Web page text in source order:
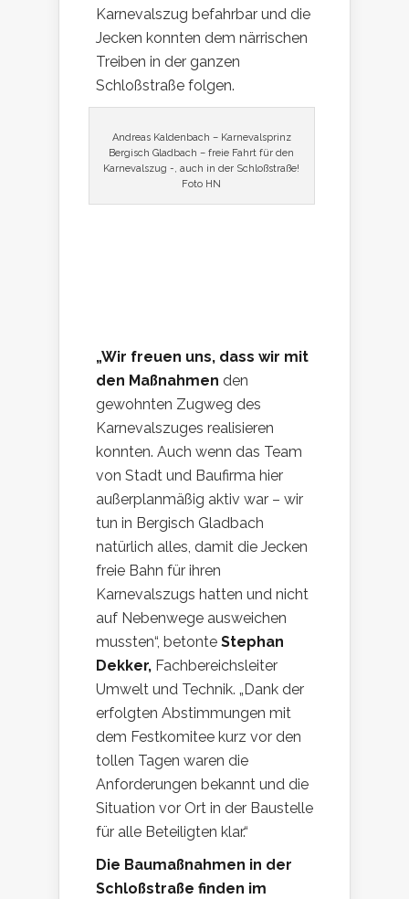
Karnevalszug befahrbar und die
Jecken konnten dem närrischen
Treiben in der ganzen
Schloßstraße folgen.
Andreas Kaldenbach – Karnevalsprinz
Bergisch Gladbach – freie Fahrt für den
Karnevalszug -, auch in der Schloßstraße!
Foto HN
„Wir freuen uns, dass wir mit
den Maßnahmen den
gewohnten Zugweg des
Karnevalszuges realisieren
konnten. Auch wenn das Team
von Stadt und Baufirma hier
außerplanmäßig aktiv war – wir
tun in Bergisch Gladbach
natürlich alles, damit die Jecken
freie Bahn für ihren
Karnevalszugs hatten und nicht
auf Nebenwege ausweichen
mussten“, betonte Stephan
Dekker, Fachbereichsleiter
Umwelt und Technik. „Dank der
erfolgten Abstimmungen mit
dem Festkomitee kurz vor den
tollen Tagen waren die
Anforderungen bekannt und die
Situation vor Ort in der Baustelle
für alle Beteiligten klar.“
Die Baumaßnahmen in der
Schloßstraße finden im